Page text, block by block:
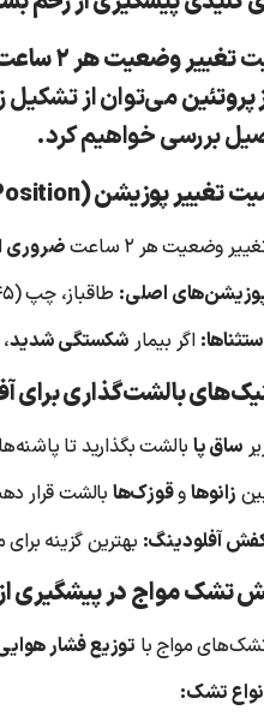
تغییر وضعیت هر ۲ ساعت
پروتئینمی‌توان از تشکیل
بررسی خواهیم کرد.
وضعیت هر ۲ ساعت ضروری
اصلی: طاقباز، چپ (۴۵ درجه)، راست (۴۵ درجه).
اگر بیمار شکستگی شدید،
ساق پا بالشت بگذارید تا
زانوهاوقوزک‌ها بالشت قرار
آفلودینگ: بهترین گزینه
مواج با توزیع فشار
تشک: